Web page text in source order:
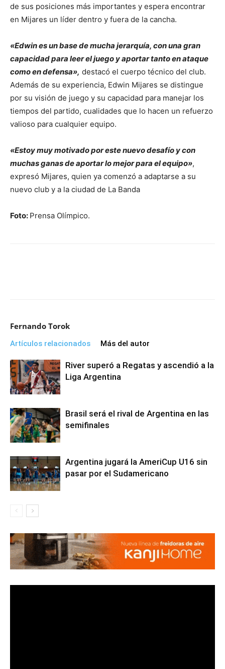
de sus posiciones más importantes y espera encontrar
en Mijares un líder dentro y fuera de la cancha.
«Edwin es un base de mucha jerarquía, con una gran
capacidad para leer el juego y aportar tanto en ataque
como en defensa», destacó el cuerpo técnico del club.
Además de su experiencia, Edwin Mijares se distingue
por su visión de juego y su capacidad para manejar los
tiempos del partido, cualidades que lo hacen un refuerzo
valioso para cualquier equipo.
«Estoy muy motivado por este nuevo desafío y con
muchas ganas de aportar lo mejor para el equipo»,
expresó Mijares, quien ya comenzó a adaptarse a su
nuevo club y a la ciudad de La Banda
Foto: Prensa Olímpico.
Fernando Torok
Artículos relacionados Más del autor
River superó a Regatas y ascendió a la
Liga Argentina
Brasil será el rival de Argentina en las
semifinales
Argentina jugará la AmeriCup U16 sin
pasar por el Sudamericano